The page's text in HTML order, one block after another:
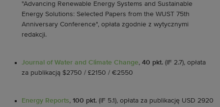
"Advancing Renewable Energy Systems and Sustainable
Energy Solutions: Selected Papers from the WUST 75th
Anniversary Conference", opłata zgodnie z wytycznymi
redakcji.
Journal of Water and Climate Change, 40 pkt. (IF 2.7), opłata
za publikacją $2750 / £2150 / €2550
Energy Reports, 100 pkt. (IF 5.1), opłata za publikację USD 2920